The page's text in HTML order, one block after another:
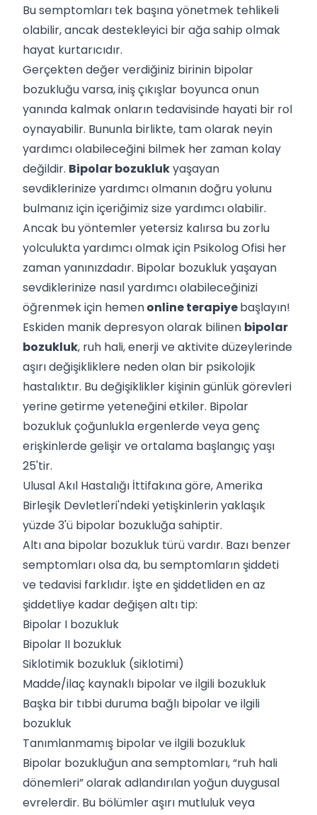
Bu semptomları tek başına yönetmek tehlikeli
olabilir, ancak destekleyici bir ağa sahip olmak
hayat kurtarıcıdır.
Gerçekten değer verdiğiniz birinin bipolar
bozukluğu varsa, iniş çıkışlar boyunca onun
yanında kalmak onların tedavisinde hayati bir rol
oynayabilir. Bununla birlikte, tam olarak neyin
yardımcı olabileceğini bilmek her zaman kolay
değildir. Bipolar bozuklukyaşayan
sevdiklerinize yardımcı olmanın doğru yolunu
bulmanız için içeriğimiz size yardımcı olabilir.
Ancak bu yöntemler yetersiz kalırsa bu zorlu
yolculukta yardımcı olmak için Psikolog Ofisi her
zaman yanınızdadır. Bipolar bozukluk yaşayan
sevdiklerinize nasıl yardımcı olabileceğinizi
öğrenmek için hemenonline terapiyebaşlayın!
Eskiden manik depresyon olarak bilinen bipolar
bozukluk, ruh hali, enerji ve aktivite düzeylerinde
aşırı değişikliklere neden olan bir psikolojik
hastalıktır. Bu değişiklikler kişinin günlük görevleri
yerine getirme yeteneğini etkiler. Bipolar
bozukluk çoğunlukla ergenlerde veya genç
erişkinlerde gelişir ve ortalama başlangıç ​​yaşı
25'tir.
Ulusal Akıl Hastalığı İttifakına göre, Amerika
Birleşik Devletleri'ndeki yetişkinlerin yaklaşık
yüzde 3'ü bipolar bozukluğa sahiptir.
Altı ana bipolar bozukluk türü vardır. Bazı benzer
semptomları olsa da, bu semptomların şiddeti
ve tedavisi farklıdır. İşte en şiddetliden en az
şiddetliye kadar değişen altı tip:
Bipolar I bozukluk
Bipolar II bozukluk
Siklotimik bozukluk (siklotimi)
Madde/ilaç kaynaklı bipolar ve ilgili bozukluk
Başka bir tıbbi duruma bağlı bipolar ve ilgili
bozukluk
Tanımlanmamış bipolar ve ilgili bozukluk
Bipolar bozukluğun ana semptomları, “ruh hali
dönemleri” olarak adlandırılan yoğun duygusal
evrelerdir. Bu bölümler aşırı mutluluk veya